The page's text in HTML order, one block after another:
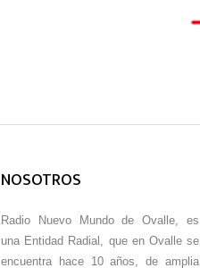
NOSOTROS
Radio Nuevo Mundo de Ovalle, es
una Entidad Radial, que en Ovalle se
encuentra hace 10 años, de amplia